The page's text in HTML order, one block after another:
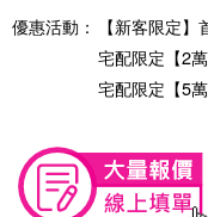
優惠活動：
【新客限定
宅配限定【2
宅配限定【5